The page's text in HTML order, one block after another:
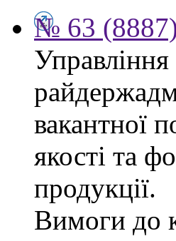
№ 63 (8887)
вакантної
якості та
продукції.
Вимоги до